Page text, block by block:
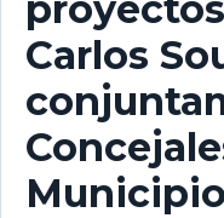
Carlos